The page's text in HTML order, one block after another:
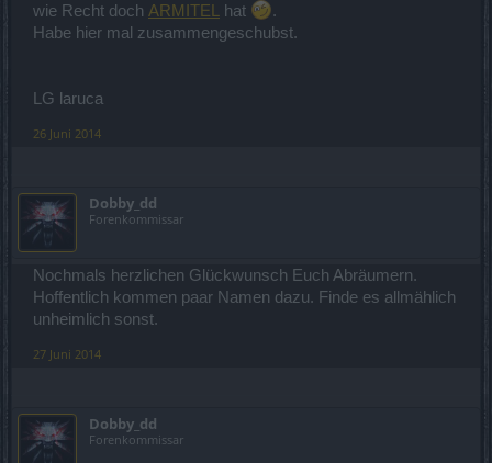
wie Recht doch ARMITEL hat
.
Habe hier mal zusammengeschubst.
LG laruca
26 Juni 2014
Dobby_dd
Forenkommissar
Nochmals herzlichen Glückwunsch Euch Abräumern.
Hoffentlich kommen paar Namen dazu. Finde es allmählich
unheimlich sonst.
27 Juni 2014
Dobby_dd
Forenkommissar